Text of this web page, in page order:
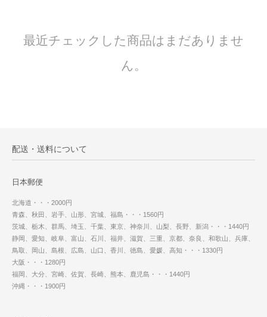
最近チェックした商品はまだありませ
ん。
配送・送料について
日本郵便
北海道・・・2000円
青森、秋田、岩手、山形、宮城、福島・・・1560円
茨城、栃木、群馬、埼玉、千葉、東京、神奈川、山梨、長野、新潟・・・1440円
静岡、愛知、岐阜、富山、石川、福井、滋賀、三重、京都、奈良、和歌山、兵庫、
鳥取、岡山、島根、広島、山口、香川、徳島、愛媛、高知・・・1330円
大阪・・・1280円
福岡、大分、宮崎、佐賀、長崎、熊本、鹿児島・・・1440円
沖縄・・・1900円